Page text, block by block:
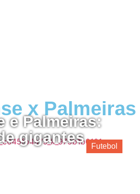
x Palmeiras
Futebol
e Palmeiras:
gigantes